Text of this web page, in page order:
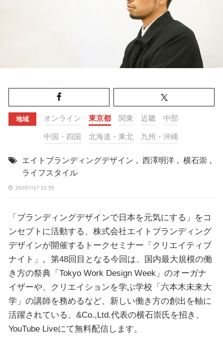
地域 オンライン 東京都 関東 近畿 中部
中国・四国 北海道・東北 九州・沖縄
エイトブランディングデザイン , 西澤明洋 , 横石崇 ,
ライフスタイル
2020/7/17 12:55
「ブランディングデザインで日本を元気にする」をコ
ンセプトに活動する、株式会社エイトブランディング
デザインが開催するトークセミナー「クリエイティブ
ナイト」。第48回目となる今回は、国内最大規模の働
き方の祭典「Tokyo Work Design Week」のオーガナ
イザーや、クリエイションを学ぶ学校「六本木未来大
学」の講師を務めるなど、新しい働き方の創出を軸に
活躍されている、&Co.,Ltd.代表の横石崇氏を招き、
YouTube Liveにて無料配信します。